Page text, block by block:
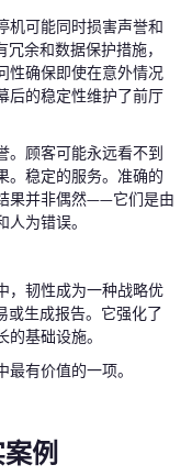
机可能同时损害声誉和
余和数据保护措施，
性确保即使在意外情况
后的稳定性维护了前厅
。顾客可能永远看不到
。稳定的服务。准确的
果并非偶然——它们是由
为错误。
，韧性成为一种战略优
或生成报告。它强化了
基础设施。
有价值的一项。
例